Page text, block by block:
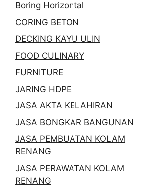
Boring Horizontal
CORING BETON
DECKING KAYU ULIN
FOOD CULINARY
FURNITURE
JARING HDPE
JASA AKTA KELAHIRAN
JASA BONGKAR BANGUNAN
JASA PEMBUATAN KOLAM
RENANG
JASA PERAWATAN KOLAM
RENANG